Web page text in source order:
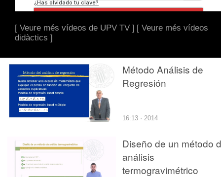
[ Veure més vídeos de UPV TV ] [ Veure més vídeos
didàctics ]
Método Análisis de
Regresión
16:13 · 2014
Diseño de un método
análisis
termogravimétrico